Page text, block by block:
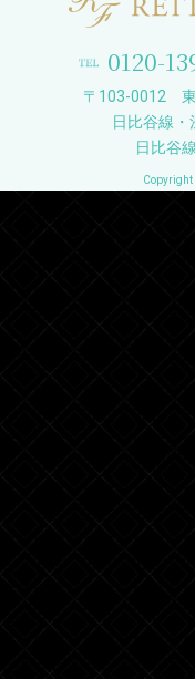
0120-
〒103-0012 東
日比谷線
日比谷
Copyright